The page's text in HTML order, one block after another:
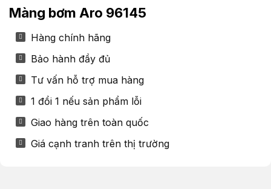
Màng bơm Aro 96145
Hàng chính hãng
Bảo hành đầy đủ
Tư vấn hỗ trợ mua hàng
1 đổi 1 nếu sản phẩm lỗi
Giao hàng trên toàn quốc
Giá cạnh tranh trên thị trường